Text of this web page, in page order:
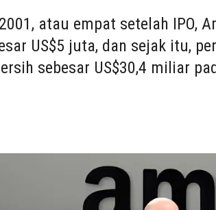
atau empat setelah IPO,
US$5 juta, dan sejak itu,
sebesar US$30,4 miliar